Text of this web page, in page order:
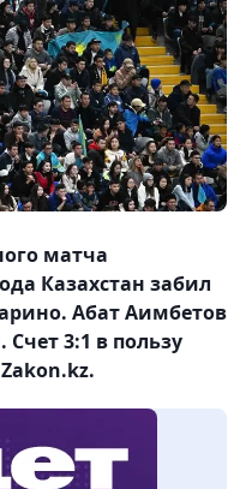
матча
Казахстан забил
Абат Аимбетов
Счет 3:1 в пользу